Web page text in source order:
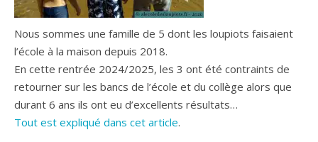
Nous sommes une famille de 5 dont les loupiots faisaient
l’école à la maison depuis 2018.
En cette rentrée 2024/2025, les 3 ont été contraints de
retourner sur les bancs de l’école et du collège alors que
durant 6 ans ils ont eu d’excellents résultats…
Tout est expliqué dans cet article.